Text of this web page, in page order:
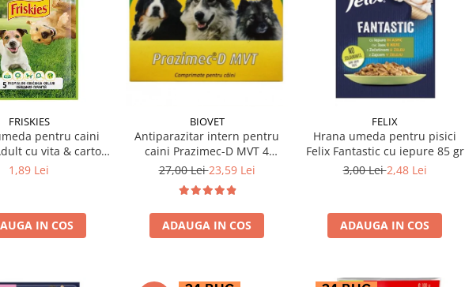
FRISKIES
pentru caini
cu vita & cartofi
85 gr
1,89 Lei
IN COS
BIOVET
Antiparazitar intern pentru
caini Prazimec-D MVT 4
comprimate
27,00 Lei23,59 Lei
ADAUGA IN COS
FELIX
Hrana umeda pentru pisici
Felix Fantastic cu iepure 85 gr
3,00 Lei2,48 Lei
ADAUGA IN COS